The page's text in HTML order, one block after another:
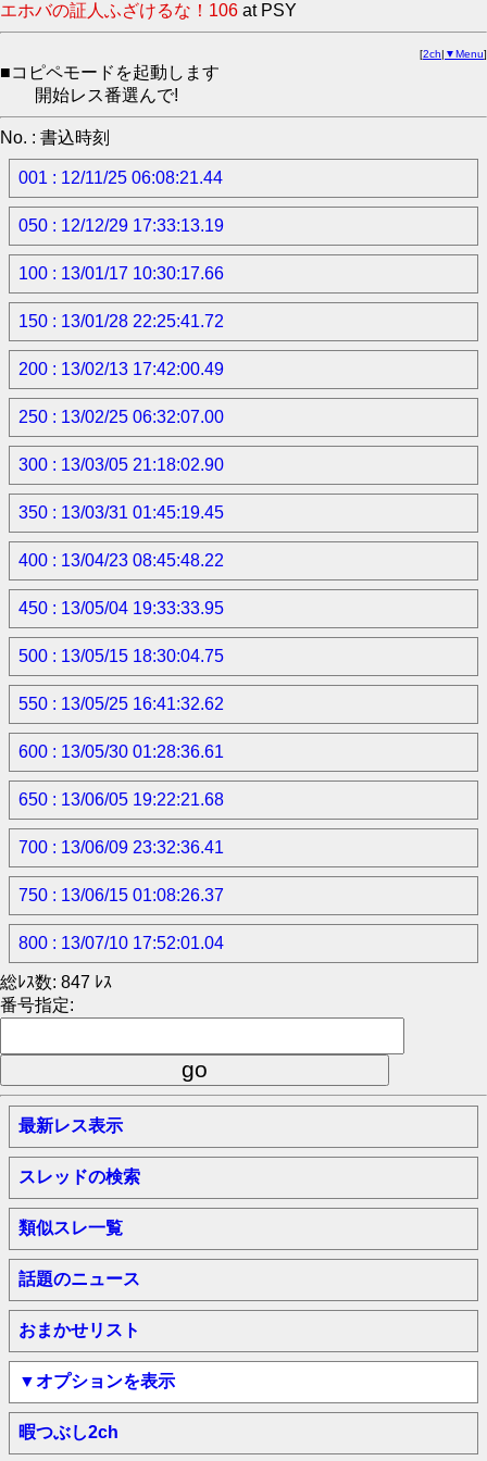
エホバの証人ふざけるな！106 at PSY
[2ch| ▼Menu]
■コピペモードを起動します
開始レス番選んで!
No. : 書込時刻
001 : 12/11/25 06:08:21.44
050 : 12/12/29 17:33:13.19
100 : 13/01/17 10:30:17.66
150 : 13/01/28 22:25:41.72
200 : 13/02/13 17:42:00.49
250 : 13/02/25 06:32:07.00
300 : 13/03/05 21:18:02.90
350 : 13/03/31 01:45:19.45
400 : 13/04/23 08:45:48.22
450 : 13/05/04 19:33:33.95
500 : 13/05/15 18:30:04.75
550 : 13/05/25 16:41:32.62
600 : 13/05/30 01:28:36.61
650 : 13/06/05 19:22:21.68
700 : 13/06/09 23:32:36.41
750 : 13/06/15 01:08:26.37
800 : 13/07/10 17:52:01.04
総ﾚｽ数: 847 ﾚｽ
番号指定:
最新レス表示
スレッドの検索
類似スレ一覧
話題のニュース
おまかせリスト
▼オプションを表示
暇つぶし2ch